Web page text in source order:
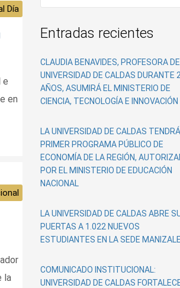
Día
e
en
la
Entradas recientes
CLAUDIA BENAVIDES, PROFESORA
UNIVERSIDAD DE CALDAS DURANTE
AÑOS, ASUMIRÁ EL MINISTERIO DE
CIENCIA, TECNOLOGÍA E INNOVACIÓN
LA UNIVERSIDAD DE CALDAS
PRIMER PROGRAMA PÚBLICO DE
ECONOMÍA DE LA REGIÓN,
POR EL MINISTERIO DE EDUCACIÓN
NACIONAL
LA UNIVERSIDAD DE CALDAS ABRE
PUERTAS A 1.022 NUEVOS
ESTUDIANTES EN LA SEDE
COMUNICADO INSTITUCIONAL:
UNIVERSIDAD DE CALDAS